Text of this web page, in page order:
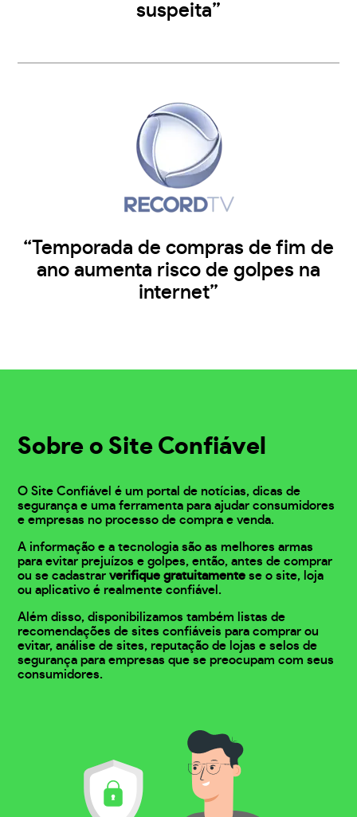
suspeita”
“Temporada de compras de fim de
ano aumenta risco de golpes na
internet”
Sobre o Site Confiável
O Site Confiável é um portal de notícias, dicas de
segurança e uma ferramenta para ajudar consumidores
e empresas no processo de compra e venda.
A informação e a tecnologia são as melhores armas
para evitar prejuízos e golpes, então, antes de comprar
ou se cadastrarverifique gratuitamente se o site, loja
ou aplicativo é realmente confiável.
Além disso, disponibilizamos também listas de
recomendações de sites confiáveis para comprar ou
evitar, análise de sites, reputação de lojas e selos de
segurança para empresas que se preocupam com seus
consumidores.